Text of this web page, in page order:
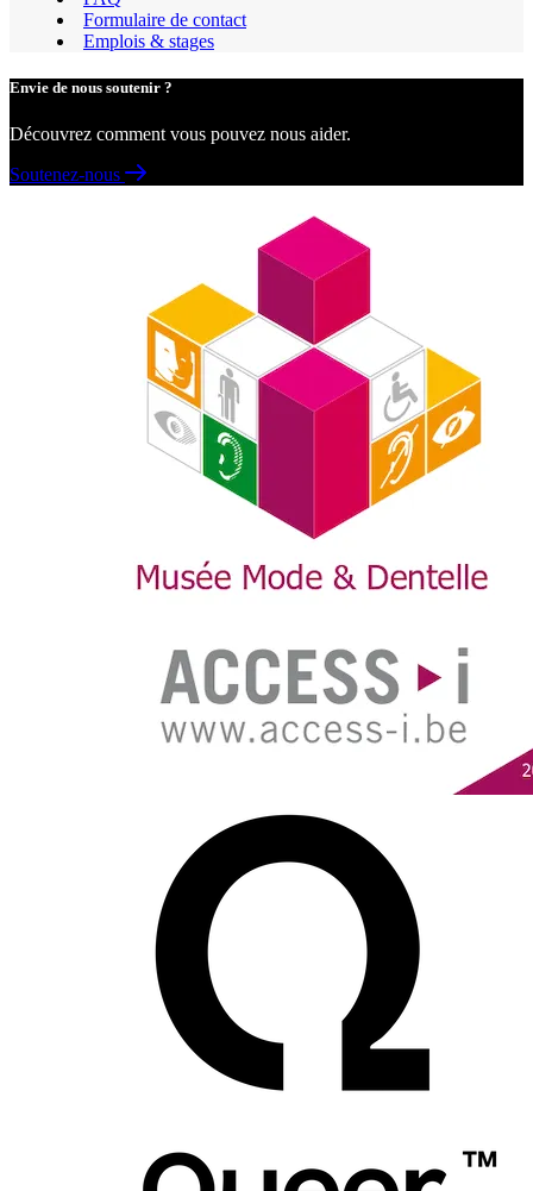
Formulaire de contact
Emplois & stages
Envie de nous soutenir ?
Découvrez comment vous pouvez nous aider.
Soutenez-nous